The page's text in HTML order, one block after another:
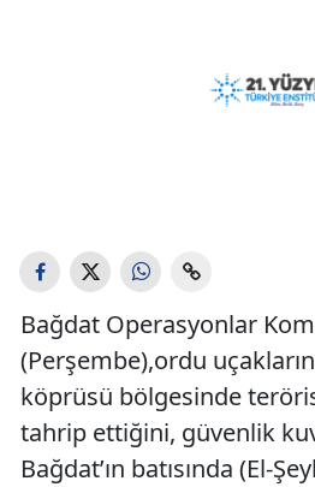
Bağdat Operasyonlar
(Perşembe),ordu
köprüsü bölgesinde
tahrip ettiğini, güvenlik
Bağdat’ın batısında (El-